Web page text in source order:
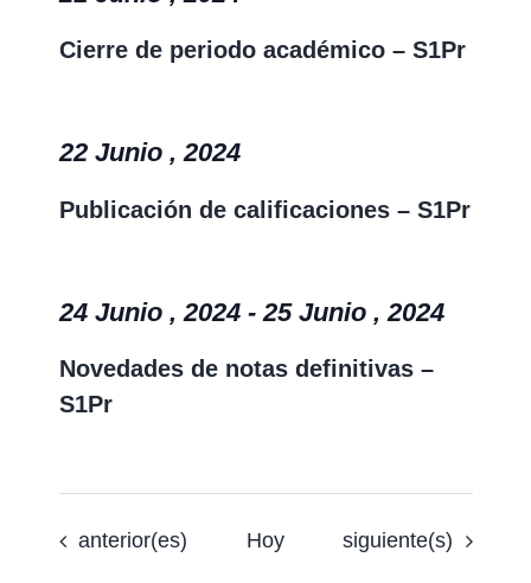
Cierre de periodo académico – S1Pr
Publicación de calificaciones – S1Pr
22 Junio , 2024
Novedades de notas definitivas –
S1Pr
24 Junio , 2024- 25 Junio , 2024
Eventos
anterior(es) Hoy Eventos
siguiente(s)